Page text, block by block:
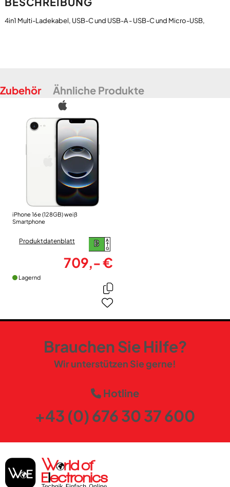
Zubehör Ähnliche Produkte
iPhone 16e (128GB) weiß
Smartphone
Produktdatenblatt
A
G
B
709,- €
Lagernd
Brauchen Sie Hilfe?
Wir unterstützen Sie gerne!
Hotline
+43 (0) 676 30 37 600